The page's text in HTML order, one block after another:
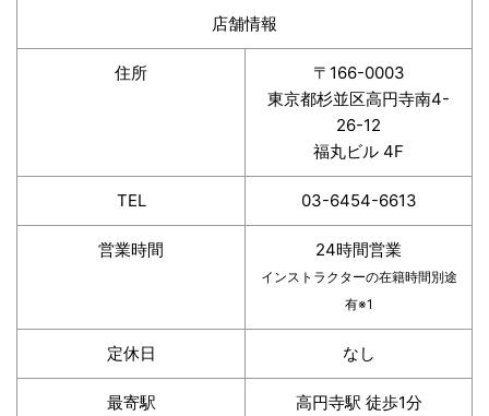
店舗情報
住所
〒166-0003
東京都杉並区高円寺南4-
26-12
福丸ビル 4F
TEL 03-6454-6613
営業時間 24時間営業
インストラクターの在籍時間別途
有※1
定休日 なし
最寄駅 高円寺駅 徒歩1分